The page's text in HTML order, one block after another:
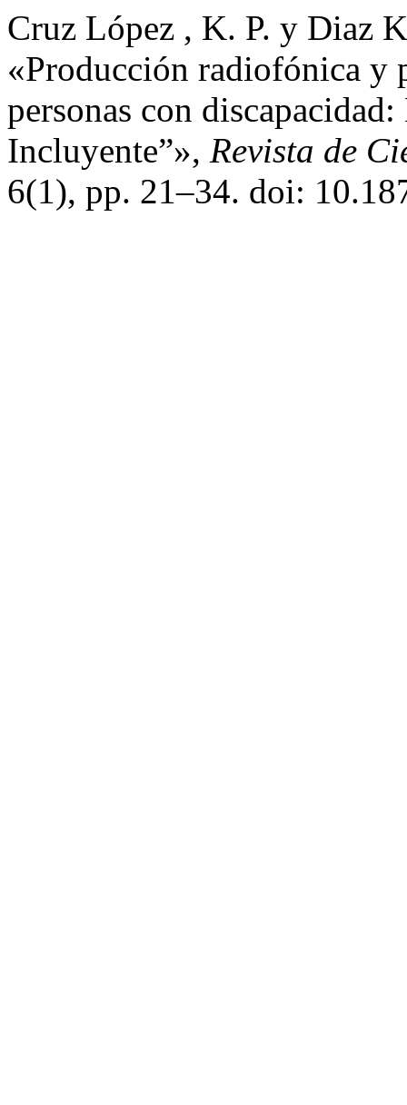
Cruz López , K. P. y Diaz
«Producción radiofónica y
personas con
Incluyente”», Revista de
6(1), pp. 21–34. doi: